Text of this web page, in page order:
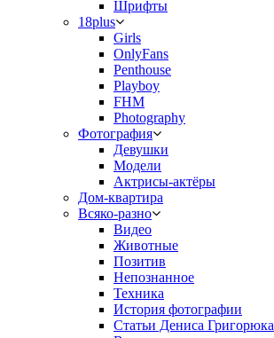
Шрифты
18plus
Girls
OnlyFans
Penthouse
Playboy
FHM
Photography
Фотография
Девушки
Модели
Актрисы-актёры
Дом-квартира
Всяко-разно
Видео
Животные
Позитив
Непознанное
Техника
История фотографии
Статьи Дениса Григорюка